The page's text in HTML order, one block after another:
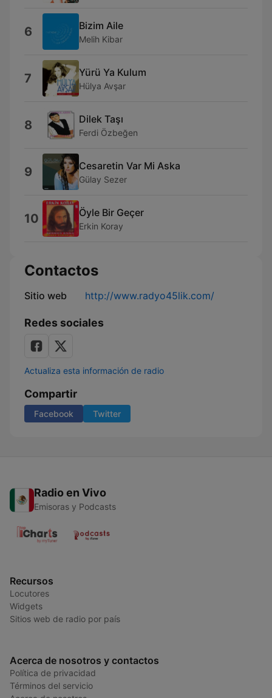
6 Bizim Aile
Melih Kibar
7 Yürü Ya Kulum
Hülya Avşar
8 Dilek Taşı
Ferdi Özbeğen
9 Cesaretin Var Mi Aska
Gülay Sezer
10 Öyle Bir Geçer
Erkin Koray
Contactos
Sitio web http://www.radyo45lik.com/
Redes sociales
Actualiza esta información de radio
Compartir
Facebook Twitter
Radio en Vivo
Emisoras y Podcasts
Recursos
Locutores
Widgets
Sitios web de radio por país
Acerca de nosotros y contactos
Política de privacidad
Términos del servicio